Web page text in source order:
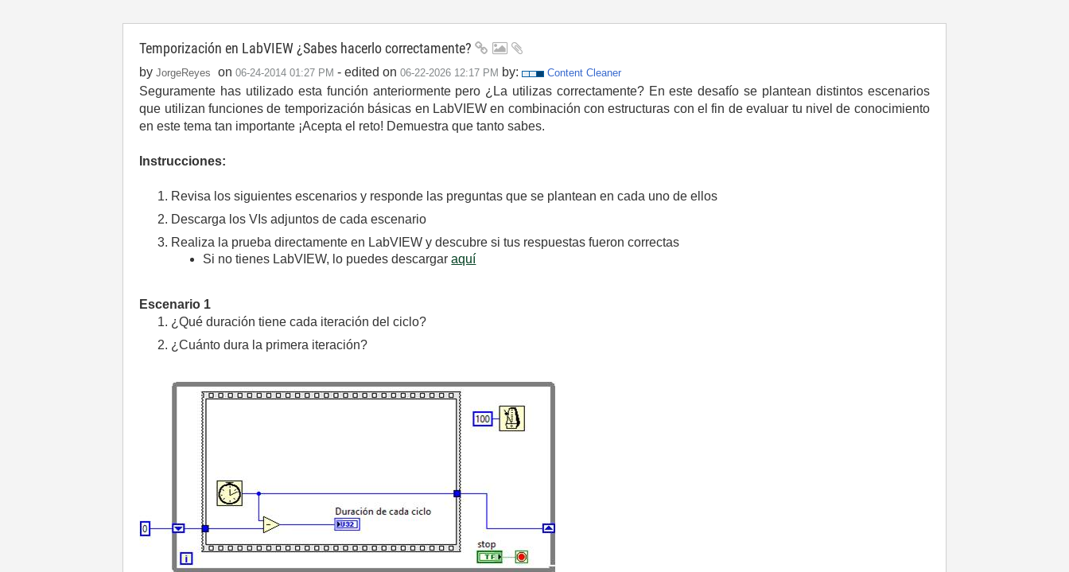
Temporización en LabVIEW ¿Sabes hacerlo correctamente?
by JorgeReyes on ‎06-24-2014 01:27 PM - edited on ‎06-22-2026 12:17 PM by: Content Cleaner
Seguramente has utilizado esta función anteriormente pero ¿La utilizas correctamente? En este desafío se plantean distintos escenarios
que utilizan funciones de temporización básicas en LabVIEW en combinación con estructuras con el fin de evaluar tu nivel de conocimiento
en este tema tan importante ¡Acepta el reto! Demuestra que tanto sabes.
Instrucciones:
Revisa los siguientes escenarios y responde las preguntas que se plantean en cada uno de ellos
Descarga los VIs adjuntos de cada escenario
Realiza la prueba directamente en LabVIEW y descubre si tus respuestas fueron correctas
Si no tienes LabVIEW, lo puedes descargaraquí
Escenario 1
¿Qué duración tiene cada iteración del ciclo?
¿Cuánto dura la primera iteración?